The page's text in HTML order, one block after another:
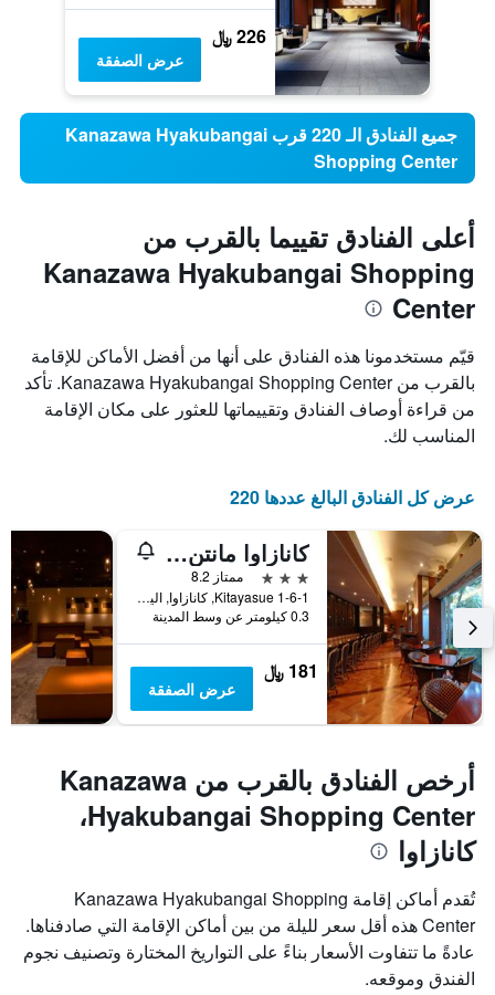
226 ﷼
عرض الصفقة
جميع الفنادق الـ 220 قرب Kanazawa Hyakubangai
Shopping Center
أعلى الفنادق تقييما بالقرب من
Kanazawa Hyakubangai Shopping
Center
قيّم مستخدمونا هذه الفنادق على أنها من أفضل الأماكن للإقامة
بالقرب من Kanazawa Hyakubangai Shopping Center. تأكد
من قراءة أوصاف الفنادق وتقييماتها للعثور على مكان الإقامة
المناسب لك.
عرض كل الفنادق البالغ عددها 220
كانازاوا مانتن هوتل إكيماي
3 نجوم
ممتاز 8.2
1-6-1 Kitayasue, كانازاوا, اليابان
0.3 كيلومتر عن وسط المدينة
181 ﷼
عرض الصفقة
أرخص الفنادق بالقرب من Kanazawa
Hyakubangai Shopping Center،
كانازاوا
تُقدم أماكن إقامة Kanazawa Hyakubangai Shopping
Center هذه أقل سعر لليلة من بين أماكن الإقامة التي صادفناها.
عادةً ما تتفاوت الأسعار بناءً على التواريخ المختارة وتصنيف نجوم
الفندق وموقعه.